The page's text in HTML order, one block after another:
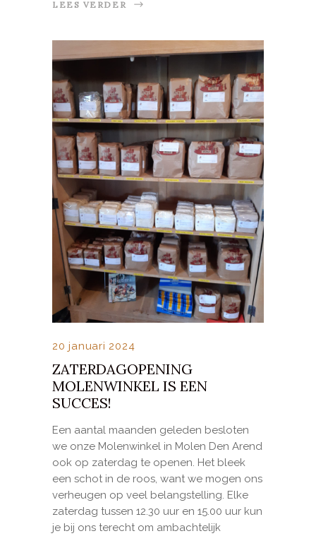
LEES VERDER
20 januari 2024
ZATERDAGOPENING
MOLENWINKEL IS EEN
SUCCES!
Een aantal maanden geleden besloten
we onze Molenwinkel in Molen Den Arend
ook op zaterdag te openen. Het bleek
een schot in de roos, want we mogen ons
verheugen op veel belangstelling. Elke
zaterdag tussen 12.30 uur en 15.00 uur kun
je bij ons terecht om ambachtelijk